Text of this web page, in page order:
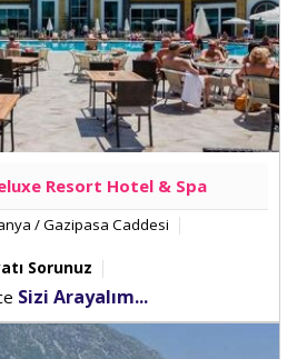
Resort Hotel & Spa
/ Gazipasa Caddesi
Sorunuz
Sizi Arayalım...